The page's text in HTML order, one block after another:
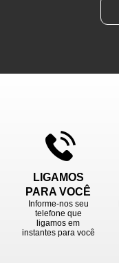
LIGAMOS
PARA VOCÊ
Informe-nos seu
telefone que
ligamos em
instantes para você